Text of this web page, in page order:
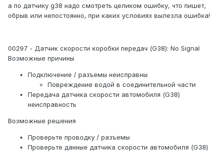
а по датчику g38 надо смотреть целиком ошибку, что пишет,
обрыв или непостоянно, при каких условиях вылезла ошибка!
00297 - Датчик скорости коробки передач (G38): No Signal
Возможные причины
Подключение / разъемы неисправны
Повреждение водой в соединительной части
Передача датчика скорости автомобиля (G38)
неисправность
Возможные решения
Проверьте проводку / разъемы
Проверьте данные датчика скорости автомобиля (G38)